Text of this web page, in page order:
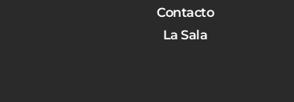
Contacto
La Sala